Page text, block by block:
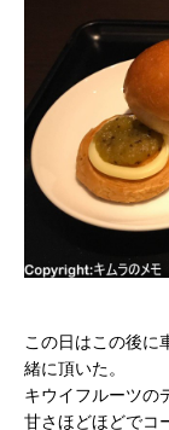
この日はこの後に
緒に頂いた。
キウイフルーツの
甘さほどほどでコ